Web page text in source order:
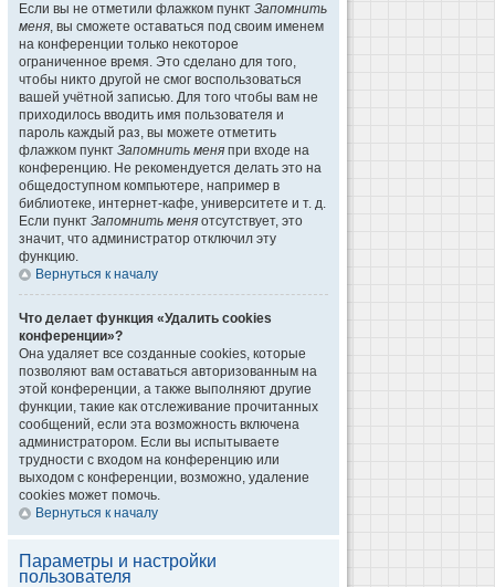
Если вы не отметили флажком пункт Запомнить
меня, вы сможете оставаться под своим именем
на конференции только некоторое
ограниченное время. Это сделано для того,
чтобы никто другой не смог воспользоваться
вашей учётной записью. Для того чтобы вам не
приходилось вводить имя пользователя и
пароль каждый раз, вы можете отметить
флажком пункт Запомнить меня при входе на
конференцию. Не рекомендуется делать это на
общедоступном компьютере, например в
библиотеке, интернет-кафе, университете и т. д.
Если пункт Запомнить меня отсутствует, это
значит, что администратор отключил эту
функцию.
Вернуться к началу
Что делает функция «Удалить cookies
конференции»?
Она удаляет все созданные cookies, которые
позволяют вам оставаться авторизованным на
этой конференции, а также выполняют другие
функции, такие как отслеживание прочитанных
сообщений, если эта возможность включена
администратором. Если вы испытываете
трудности с входом на конференцию или
выходом с конференции, возможно, удаление
cookies может помочь.
Вернуться к началу
Параметры и настройки
пользователя